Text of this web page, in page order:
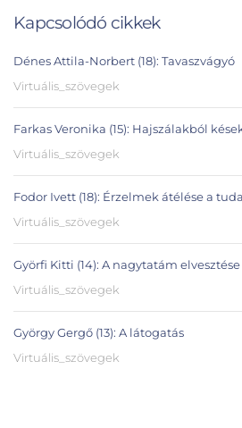
Kapcsolódó cikkek
Dénes Attila-Norbert (18): Tavaszvágyó
Virtuális_szövegek
Farkas Veronika (15): Hajszálakból
Virtuális_szövegek
Fodor Ivett (18): Érzelmek átélése a
Virtuális_szövegek
Györfi Kitti (14): A nagytatám elvesztése
Virtuális_szövegek
György Gergő (13): A látogatás
Virtuális_szövegek